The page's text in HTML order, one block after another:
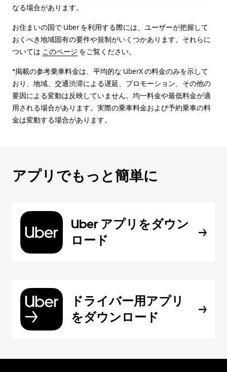
なる場合があります。
お住まいの国で Uber を利用する際には、ユーザーが把握して
おくべき地域固有の要件や規制がいくつかあります。それらに
ついては このページ をご覧ください。
*掲載の参考乗車料金は、平均的な UberX の料金のみを示して
おり、地域、交通渋滞による遅延、プロモーション、その他の
要因による変動は反映していません。均一料金や最低料金が適
用される場合があります。実際の乗車料金および予約乗車の料
金は変動する場合があります。
アプリでもっと簡単に
Uber アプリをダウン
ロード
ドライバー用アプリ
をダウンロード